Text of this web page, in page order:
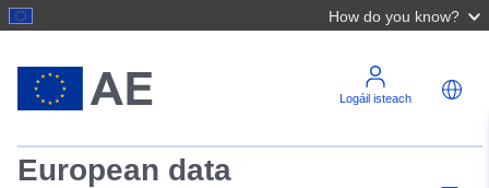
How do you know?
Logáil isteach
European data